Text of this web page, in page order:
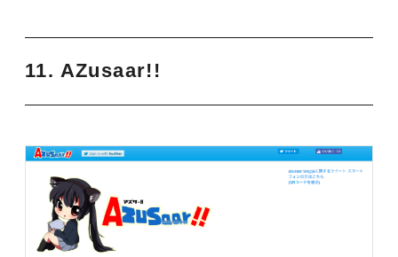
11. AZusaar!!